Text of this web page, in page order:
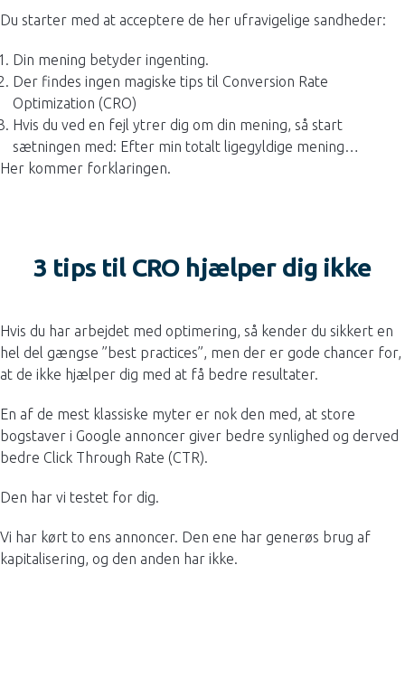
Du starter med at acceptere de her ufravigelige sandheder:
Din mening betyder ingenting.
Der findes ingen magiske tips til Conversion Rate
Optimization (CRO)
Hvis du ved en fejl ytrer dig om din mening, så start
sætningen med: Efter min totalt ligegyldige mening…
Her kommer forklaringen.
3 tips til CRO hjælper dig ikke
Hvis du har arbejdet med optimering, så kender du sikkert en
hel del gængse ”best practices”, men der er gode chancer for,
at de ikke hjælper dig med at få bedre resultater.
En af de mest klassiske myter er nok den med, at store
bogstaver i Google annoncer giver bedre synlighed og derved
bedre Click Through Rate (CTR).
Den har vi testet for dig.
Vi har kørt to ens annoncer. Den ene har generøs brug af
kapitalisering, og den anden har ikke.